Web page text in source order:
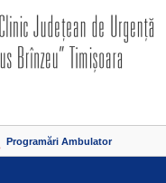
Programări Ambulator